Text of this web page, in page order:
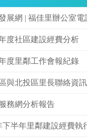
展網 | 福佳里辦公室電
度社區建設經費分析
度里鄰工作會報紀錄
與北投區里長聯絡資訊
務網分析報告
下半年里鄰建設經費執